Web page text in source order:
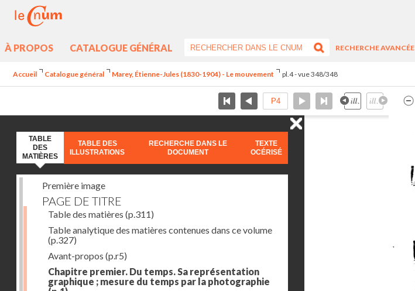
À PROPOS CATALOGUE GÉNÉRAL
RECHERCHE AVANCÉE
Accueil Catalogue général Marey, Étienne-Jules (1830-1904) - Le mouvement pl.4 - vue 348/348
TABLE
DES
MATIÈRES
TABLE DES
ILLUSTRATIONS
RECHERCHE DANS LE
DOCUMENT
TEXTE
OCÉRISÉ
Première image
PAGE DE TITRE
Table des matières (p.311)
Table analytique des matières contenues dans ce volume
(p.327)
Avant-propos (p.r5)
Chapitre premier. Du temps. Sa représentation
graphique ; mesure du temps par la photographie